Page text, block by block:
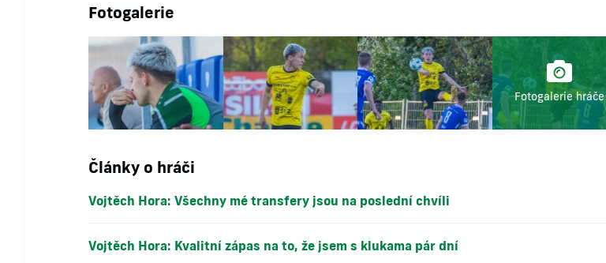
Fotogalerie
Fotogalerie hráče
Články o hráči
Vojtěch Hora: Všechny mé transfery jsou na poslední chvíli
Vojtěch Hora: Kvalitní zápas na to, že jsem s klukama pár dní